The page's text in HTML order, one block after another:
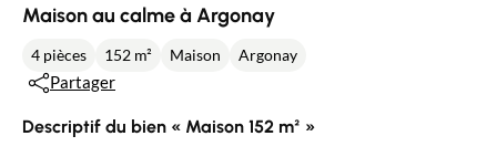
Maison au calme à Argonay
4 pièces 152 m² Maison Argonay
Partager
Descriptif du bien « Maison 152 m² »